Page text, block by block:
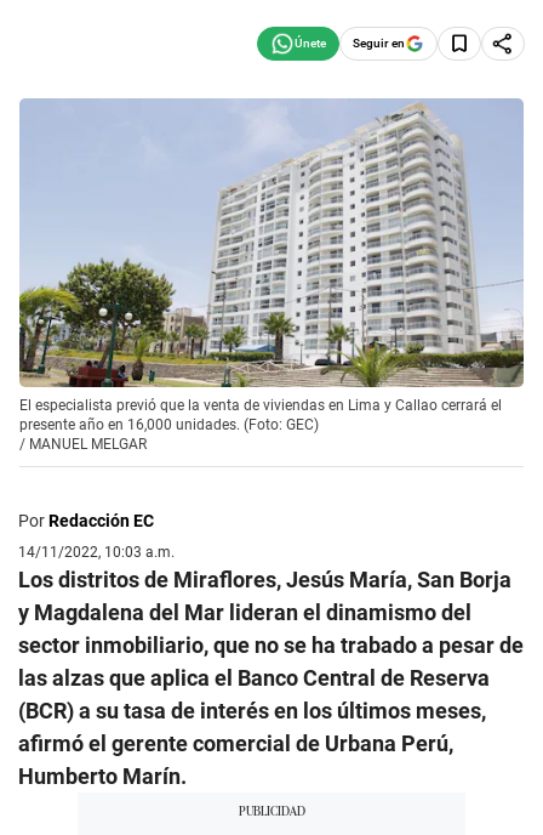
Seguir en
El especialista previó que la venta de viviendas en Lima y Callao cerrará el
presente año en 16,000 unidades. (Foto: GEC)
/ MANUEL MELGAR
PorRedacción EC
14/11/2022, 10:03 a.m.
Los distritos de Miraflores, Jesús María, San Borja
y Magdalena del Mar lideran el dinamismo del
sector inmobiliario, que no se ha trabado a pesar de
las alzas que aplica el Banco Central de Reserva
(BCR) a su tasa de interés en los últimos meses,
afirmó el gerente comercial de Urbana Perú,
Humberto Marín.